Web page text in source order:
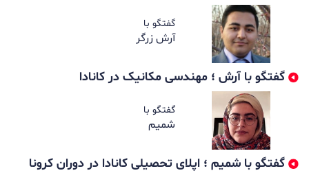
گفتگو با
آرش زرگر
گفتگو با آرش ؛ مهندسی مکانیک در کانادا
گفتگو با
شمیم
گفتگو با شمیم ؛ اپلای تحصیلی کانادا در دوران کرونا